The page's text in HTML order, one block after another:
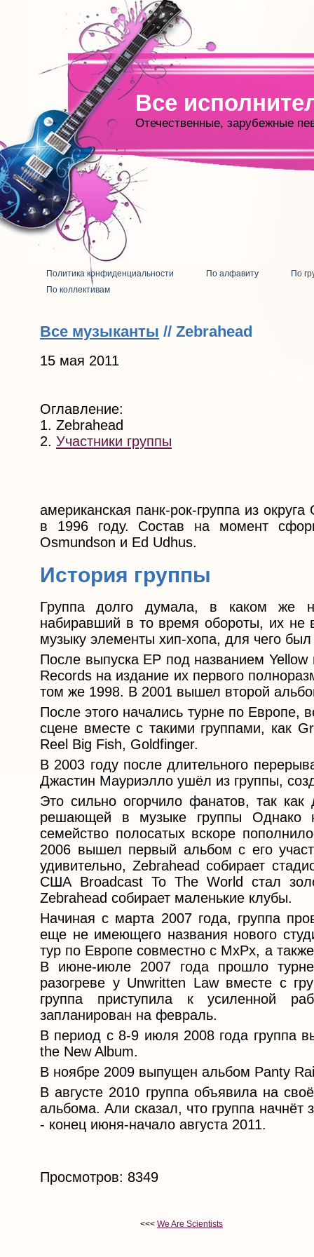
Все
Отечественные, зарубежные
Политика конфиденциальности По алфавиту
По
По коллективам
Все музыканты // Zebrahead
15 мая 2011
Оглавление:
1. Zebrahead
2. Участники группы
американская панк-рок-группа из
в 1996 году. Состав на момент
Osmundson и Ed Udhus.
История группы
Группа долго думала, в каком же
набиравший в то время обороты, их
музыку элементы хип-хопа, для чего
После выпуска EP под названием
Records на издание их первого
том же 1998. В 2001 вышел второй
После этого начались турне по Европе,
сцене вместе с такими группами, как
Reel Big Fish, Goldfinger.
В 2003 году после длительного
Джастин Мауриэлло ушёл из группы,
Это сильно огорчило фанатов, так
решающей в музыке группы Однако
семейство полосатых вскоре
2006 вышел первый альбом с его
удивительно, Zebrahead собирает
США Broadcast To The World стал
Zebrahead собирает маленькие клубы.
Начиная с марта 2007 года, группа
еще не имеющего названия нового
тур по Европе совместно с MxPx, а
В июне-июле 2007 года прошло
разогреве у Unwritten Law вместе с
группа приступила к усиленной
запланирован на февраль.
В период с 8-9 июля 2008 года группа
the New Album.
В ноябре 2009 выпущен альбом Panty
В августе 2010 группа объявила на
альбома. Али сказал, что группа начнёт
- конец июня-начало августа 2011.
Просмотров: 8349
<<< We Are Scientists